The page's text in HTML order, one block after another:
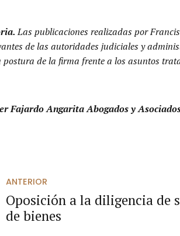
Las publicaciones realizadas por
de las autoridades judiciales y
postura de la firma frente a los asuntos
Fajardo Angarita Abogados y
ANTERIOR
Oposición a la diligencia de
de bienes